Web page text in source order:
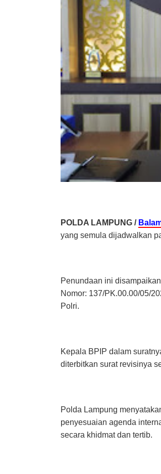
POLDA LAMPUNG /
yang semula dijadwalkan
Penundaan ini
Nomor: 137/PK.00.00/05/
Polri.
Kepala BPIP dalam
diterbitkan surat revisinya
Polda Lampung
penyesuaian agenda
secara khidmat dan tertib.